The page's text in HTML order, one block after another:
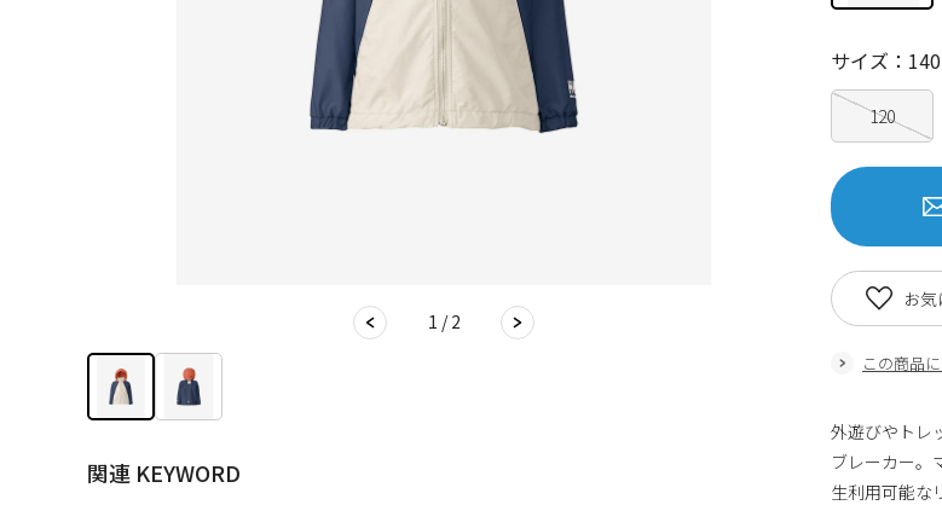
1 / 2
関連 KEYWORD
120
サイズ：140
この商品
お
外遊びやトレ
ブレーカー。
生利用可能な